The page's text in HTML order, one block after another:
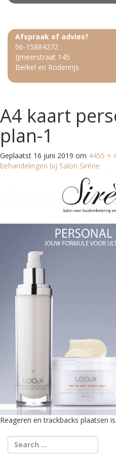
Afspraak of advies?
06-15884272
IJmeerstraat 145
Berkel en Rodenrijs
A4 kaart
plan-1
Geplaatst 16 juni 2019 om 4455 ×
behandelingen bij Salon Sirène
Reageren en trackbacks plaatsen